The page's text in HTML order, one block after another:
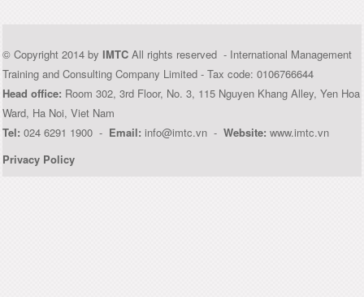
© Copyright 2014 by IMTC All rights reserved - International Management
Training and Consulting Company Limited - Tax code: 0106766644
Head office: Room 302, 3rd Floor, No. 3, 115 Nguyen Khang Alley, Yen Hoa
Ward, Ha Noi, Viet Nam
Tel: 024 6291 1900 - Email: info@imtc.vn - Website: www.imtc.vn
Privacy Policy